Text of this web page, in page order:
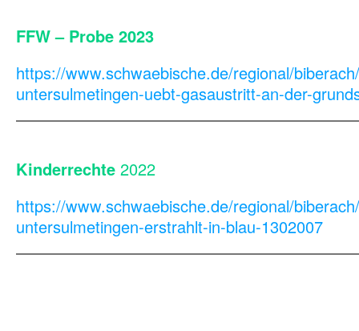
FFW – Probe 2023
https://www.schwaebische.de/regional/
untersulmetingen-uebt-gasaustritt-an-der-
Kinderrechte 2022
https://www.schwaebische.de/regional/
untersulmetingen-erstrahlt-in-blau-1302007